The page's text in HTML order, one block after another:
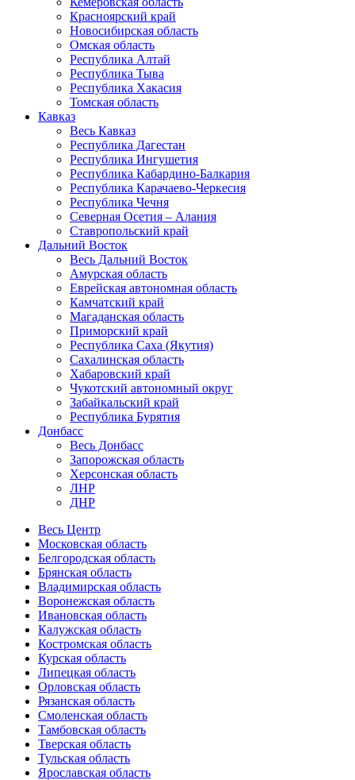
Красноярский край
Новосибирская область
Омская область
Республика Алтай
Республика Тыва
Республика Хакасия
Томская область
Кавказ
Весь Кавказ
Республика Дагестан
Республика Ингушетия
Республика Кабардино-Балкария
Республика Карачаево-Черкесия
Республика Чечня
Северная Осетия – Алания
Ставропольский край
Дальний Восток
Весь Дальний Восток
Амурская область
Еврейская автономная область
Камчатский край
Магаданская область
Приморский край
Республика Саха (Якутия)
Сахалинская область
Хабаровский край
Чукотский автономный округ
Забайкальский край
Республика Бурятия
Донбасс
Весь Донбасс
Запорожская область
Херсонская область
ЛНР
ДНР
Весь Центр
Московская область
Белгородская область
Брянская область
Владимирская область
Воронежская область
Ивановская область
Калужская область
Костромская область
Курская область
Липецкая область
Орловская область
Рязанская область
Смоленская область
Тамбовская область
Тверская область
Тульская область
Ярославская область